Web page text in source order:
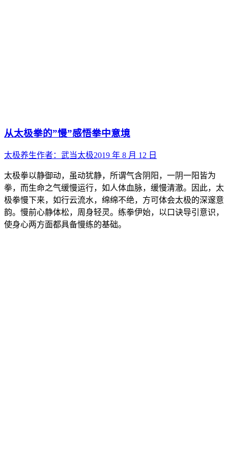
从太极拳的”慢”感悟拳中意境
太极养生作者： 武当太极2019 年 8 月 12 日
太极拳以静御动，虽动犹静，所谓气含阴阳，一阴一阳皆为
拳，而生命之气缓慢运行，如人体血脉，缓慢清澈。因此，太
极拳慢下来，如行云流水，绵绵不绝，方可体会太极的深邃意
韵。慢前心静体松，周身轻灵。练拳伊始，以口诀导引意识，
使身心两方面都具备慢练的基础。